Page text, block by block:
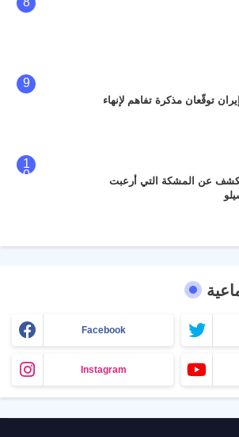
توقّعان مذكرة تفاهم لإنهاء
عن المشكة التي أرعبت
Facebook
Instagram